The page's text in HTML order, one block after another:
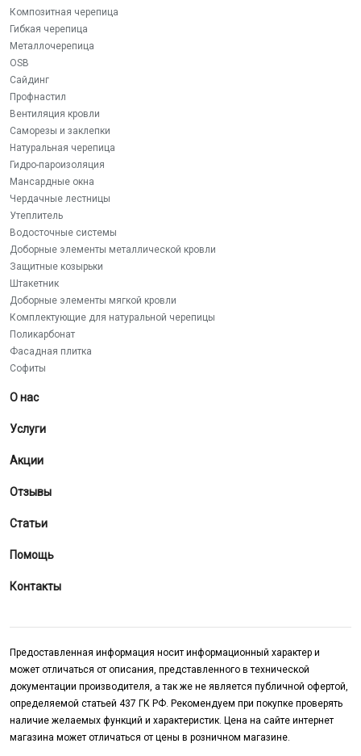
Композитная черепица
Гибкая черепица
Металлочерепица
OSB
Сайдинг
Профнастил
Вентиляция кровли
Саморезы и заклепки
Натуральная черепица
Гидро-пароизоляция
Мансардные окна
Чердачные лестницы
Утеплитель
Водосточные системы
Доборные элементы металлической кровли
Защитные козырьки
Штакетник
Доборные элементы мягкой кровли
Комплектующие для натуральной черепицы
Поликарбонат
Фасадная плитка
Софиты
О нас
Услуги
Акции
Отзывы
Статьи
Помощь
Контакты
Предоставленная информация носит информационный характер и
может отличаться от описания, представленного в технической
документации производителя, а так же не является публичной офертой,
определяемой статьей 437 ГК РФ. Рекомендуем при покупке проверять
наличие желаемых функций и характеристик. Цена на сайте интернет
магазина может отличаться от цены в розничном магазине.